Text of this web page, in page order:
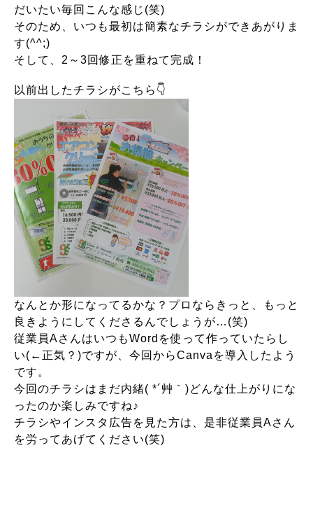
だいたい毎回こんな感じ(笑)
そのため、いつも最初は簡素なチラシができあがりま
す(^^;)
そして、2～3回修正を重ねて完成！
以前出したチラシがこちら👇
なんとか形になってるかな？ プロならきっと、もっと
良きようにしてくださるんでしょうが…(笑)
従業員AさんはいつもWordを使って作っていたらし
い(←正気？)ですが、 今回からCanvaを導入したよう
です。
今回のチラシはまだ内緒( *´艸｀)どんな仕上がりにな
ったのか楽しみですね♪
チラシやインスタ広告を見た方は、是非従業員Aさん
を労ってあげてください(笑)